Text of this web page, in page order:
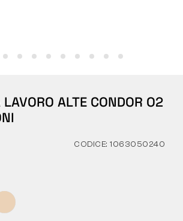
LAVORO ALTE CONDOR O2
CODICE: 1063050240